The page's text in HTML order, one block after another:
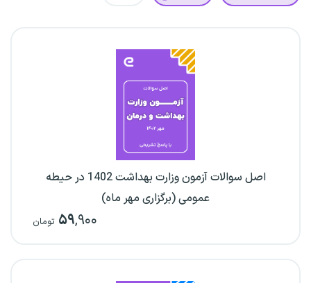
اصل سوالات آزمون وزارت بهداشت 1402 در حیطه
عمومی (برگزاری مهر ماه)
۵۹,۹۰۰ تومان